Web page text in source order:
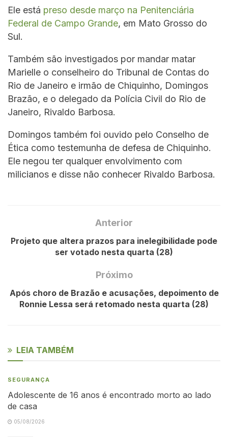
Ele está preso desde março na Penitenciária
Federal de Campo Grande, em Mato Grosso do
Sul.
Também são investigados por mandar matar
Marielle o conselheiro do Tribunal de Contas do
Rio de Janeiro e irmão de Chiquinho, Domingos
Brazão, e o delegado da Polícia Civil do Rio de
Janeiro, Rivaldo Barbosa.
Domingos também foi ouvido pelo Conselho de
Ética como testemunha de defesa de Chiquinho.
Ele negou ter qualquer envolvimento com
milicianos e disse não conhecer Rivaldo Barbosa.
Anterior
Projeto que altera prazos para inelegibilidade pode
ser votado nesta quarta (28)
Próximo
Após choro de Brazão e acusações, depoimento de
Ronnie Lessa será retomado nesta quarta (28)
LEIA TAMBÉM
SEGURANÇA
Adolescente de 16 anos é encontrado morto ao lado
de casa
05/08/2026